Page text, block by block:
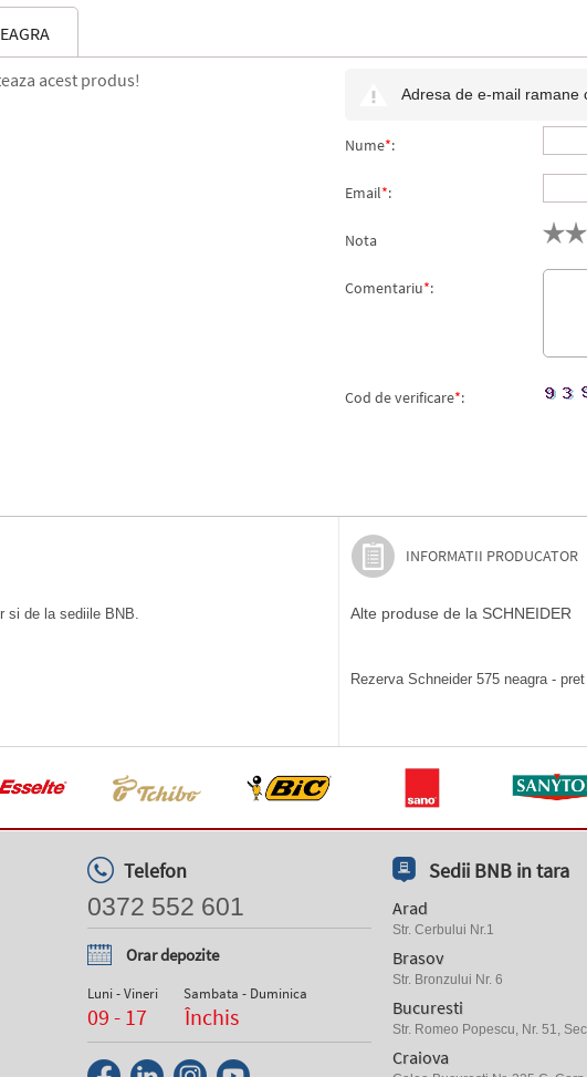
acest produs!
Adresa de e-mail ramane
Nume*:
Email*:
Nota
Comentariu*:
Cod de verificare*:
si de la sediile BNB.
INFORMATII PRODUCATOR
Alte produse de la SCHNEIDER
Rezerva Schneider 575 neagra -
Telefon
0372 552 601
Orar depozite
Luni - Vineri
09 - 17
Sambata - Duminica
Închis
Sedii BNB in tara
Arad
Str. Cerbului Nr.1
Brasov
Str. Bronzului Nr. 6
Bucuresti
Str. Romeo Popescu, Nr. 51,
Craiova